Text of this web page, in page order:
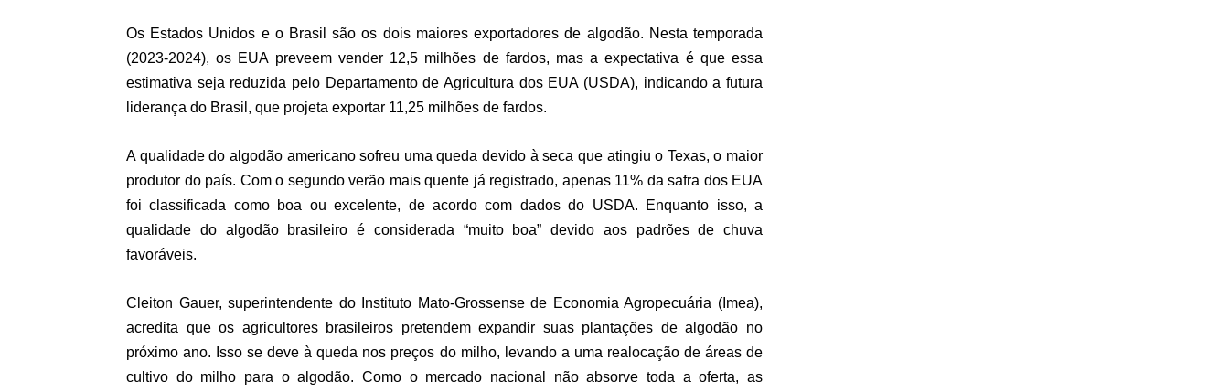
Os Estados Unidos e o Brasil são os dois maiores exportadores de algodão. Nesta temporada
(2023-2024), os EUA preveem vender 12,5 milhões de fardos, mas a expectativa é que essa
estimativa seja reduzida pelo Departamento de Agricultura dos EUA (USDA), indicando a futura
liderança do Brasil, que projeta exportar 11,25 milhões de fardos.
A qualidade do algodão americano sofreu uma queda devido à seca que atingiu o Texas, o maior
produtor do país. Com o segundo verão mais quente já registrado, apenas 11% da safra dos EUA
foi classificada como boa ou excelente, de acordo com dados do USDA. Enquanto isso, a
qualidade do algodão brasileiro é considerada “muito boa” devido aos padrões de chuva
favoráveis.
Cleiton Gauer, superintendente do Instituto Mato-Grossense de Economia Agropecuária (Imea),
acredita que os agricultores brasileiros pretendem expandir suas plantações de algodão no
próximo ano. Isso se deve à queda nos preços do milho, levando a uma realocação de áreas de
cultivo do milho para o algodão. Como o mercado nacional não absorve toda a oferta, as